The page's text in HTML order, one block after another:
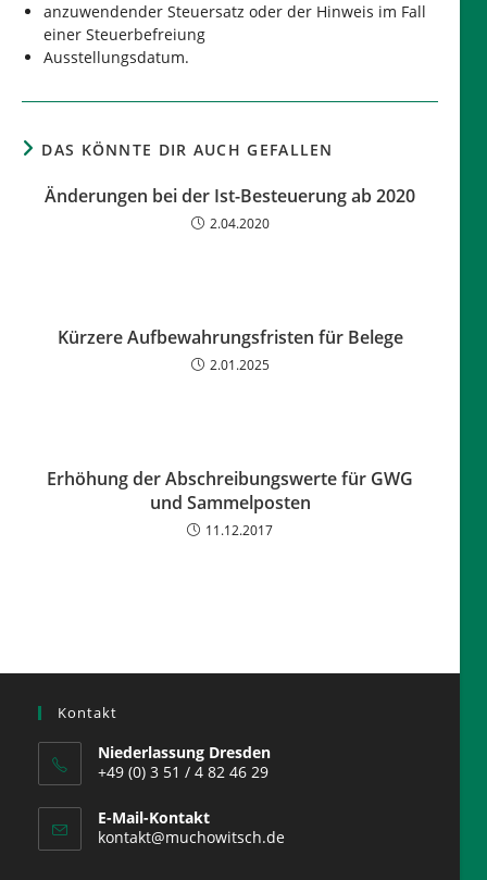
anzuwendender Steuersatz oder der Hinweis im Fall
einer Steuerbefreiung
Ausstellungsdatum.
DAS KÖNNTE DIR AUCH GEFALLEN
Änderungen bei der Ist-Besteuerung ab 2020
2.04.2020
Kürzere Aufbewahrungsfristen für Belege
2.01.2025
Erhöhung der Abschreibungswerte für GWG
und Sammelposten
11.12.2017
Kontakt
Niederlassung Dresden
+49 (0) 3 51 / 4 82 46 29
E-Mail-Kontakt
kontakt@muchowitsch.de